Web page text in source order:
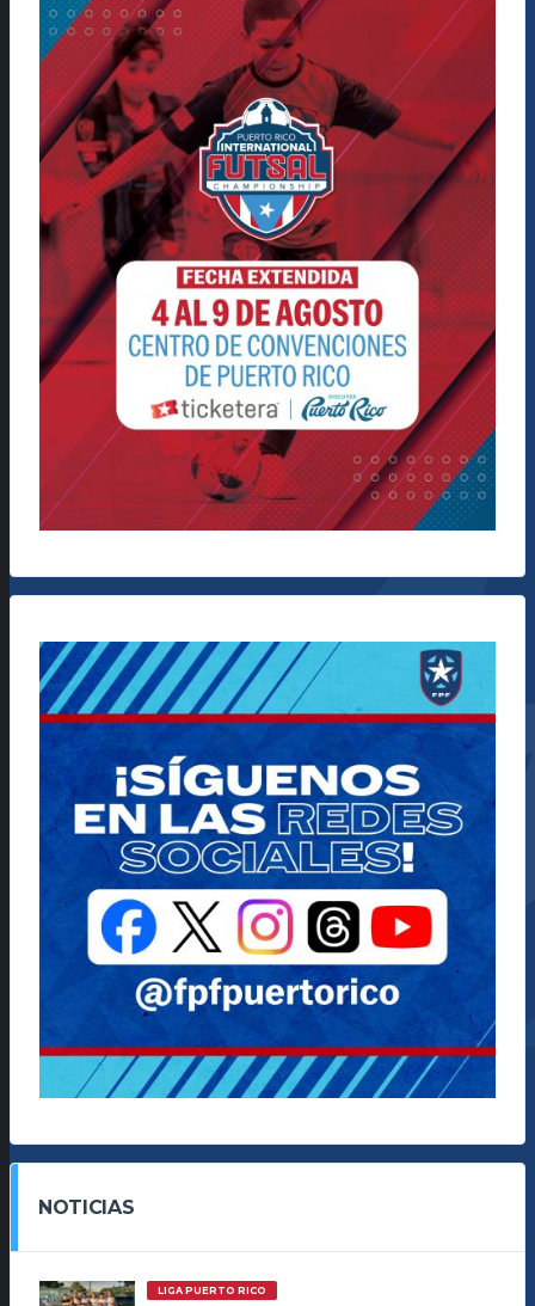
NOTICIAS
LIGA PUERTO RICO